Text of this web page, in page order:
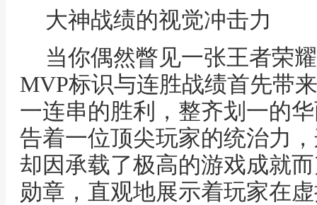
大神战绩的视觉冲击力
当你偶然瞥见一张王者荣
MVP标识与连胜战绩首先带
一连串的胜利，整齐划一的
告着一位顶尖玩家的统治力
却因承载了极高的游戏成就
勋章，直观地展示着玩家在